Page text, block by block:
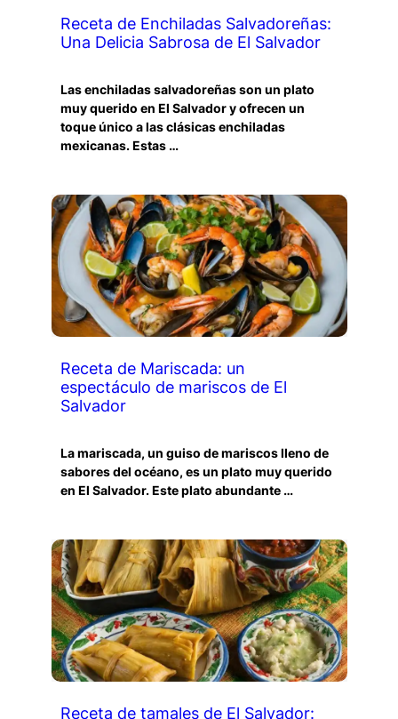
Receta de Enchiladas Salvadoreñas:
Una Delicia Sabrosa de El Salvador
Las enchiladas salvadoreñas son un plato
muy querido en El Salvador y ofrecen un
toque único a las clásicas enchiladas
mexicanas. Estas …
Receta de Mariscada: un
espectáculo de mariscos de El
Salvador
La mariscada, un guiso de mariscos lleno de
sabores del océano, es un plato muy querido
en El Salvador. Este plato abundante …
Receta de tamales de El Salvador: